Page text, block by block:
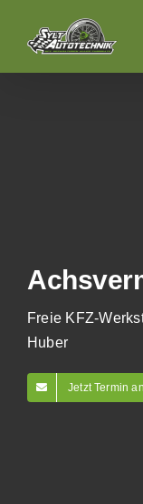
Inhalt
Freie KFZ-
Huber
Jetzt Termin